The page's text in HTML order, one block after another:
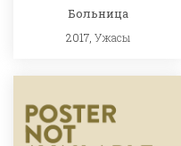
Больница
2017, Ужасы